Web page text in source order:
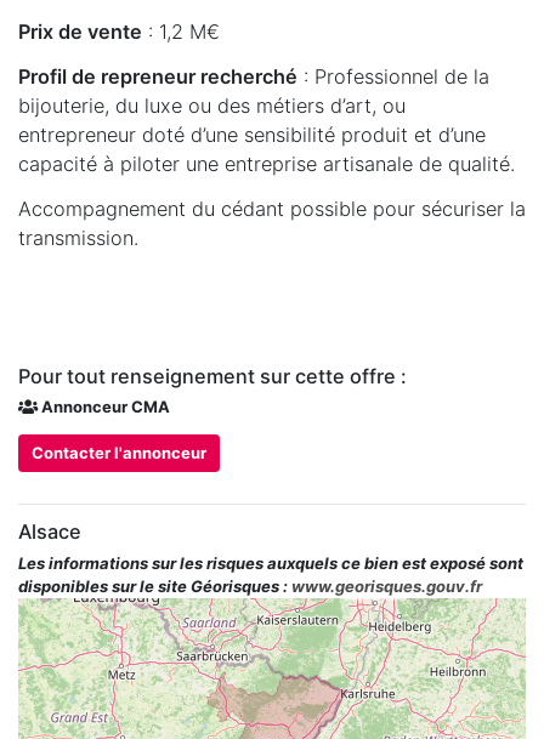
Prix de vente : 1,2 M€
Profil de repreneur recherché : Professionnel de la
bijouterie, du luxe ou des métiers d’art, ou
entrepreneur doté d’une sensibilité produit et d’une
capacité à piloter une entreprise artisanale de qualité.
Accompagnement du cédant possible pour sécuriser la
transmission.
Pour tout renseignement sur cette offre :
Annonceur CMA
Contacter l'annonceur
Alsace
Les informations sur les risques auxquels ce bien est exposé sont
disponibles sur le site Géorisques : www.georisques.gouv.fr